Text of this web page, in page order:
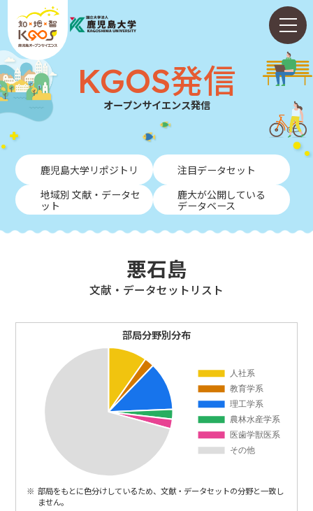
KGOS発信
オープンサイエンス発信
鹿児島大学リポジトリ
注目データセット
地域別 文献・データセ
ット
鹿大が公開している
データベース
悪石島
⽂献・データセットリスト
部局分野別分布
部局をもとに色分けしているため、文献・データセットの分野と一致し
ません。
ホーム
ABOUT
KGOS発信
NEWS
ENGLISH